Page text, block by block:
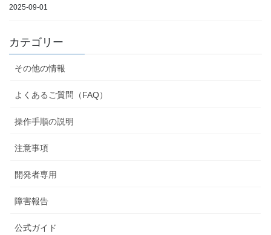
2025-09-01
カテゴリー
その他の情報
よくあるご質問（FAQ）
操作手順の説明
注意事項
開発者専用
障害報告
公式ガイド